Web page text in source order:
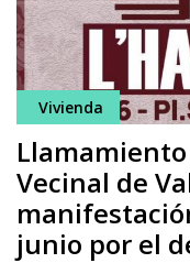
Vivienda
Vecinal de
junio por el